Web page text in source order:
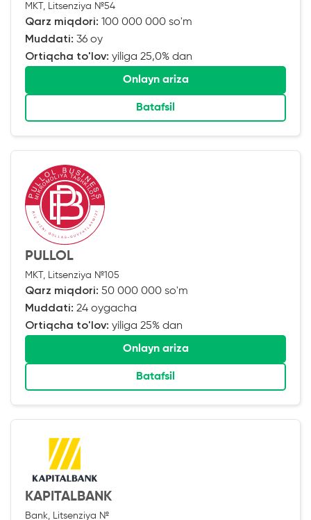
MKT, Litsenziya №54
Qarz miqdori: 100 000 000 so'm
Muddati: 36 oy
Ortiqcha to'lov: yiliga 25,0% dan
Onlayn ariza
Batafsil
PULLOL
MKT, Litsenziya №105
Qarz miqdori: 50 000 000 so'm
Muddati: 24 oygacha
Ortiqcha to'lov: yiliga 25% dan
Onlayn ariza
Batafsil
KAPITALBANK
Bank, Litsenziya №